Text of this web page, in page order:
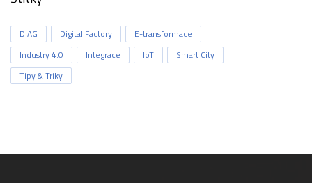
DIAG Digital Factory
E-transformace
Industry 4.0
Integrace IoT
Smart City
Tipy & Triky